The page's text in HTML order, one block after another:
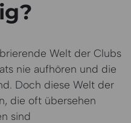
Welt der Clubs
nie aufhören und die
Doch diese Welt der
die oft übersehen
sind